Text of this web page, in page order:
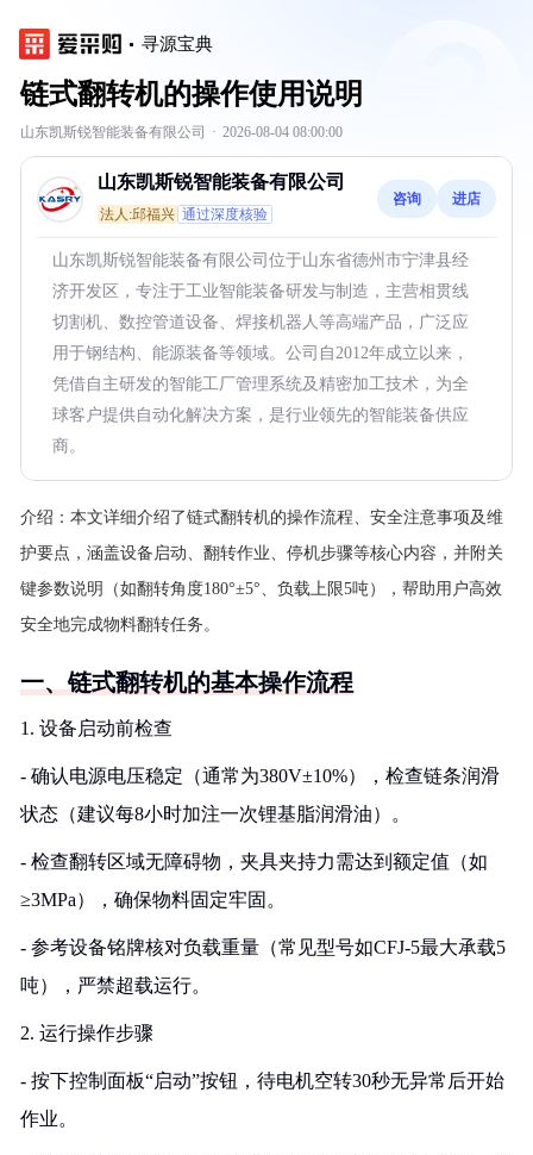
寻源宝典
链式翻转机的操作使用说明
山东凯斯锐智能装备有限公司 · 2026-08-04 08:00:00
山东凯斯锐智能装备有限公司
法人:邱福兴 通过深度核验
咨询 进店
山东凯斯锐智能装备有限公司位于山东省德州市宁津县经
济开发区，专注于工业智能装备研发与制造，主营相贯线
切割机、数控管道设备、焊接机器人等高端产品，广泛应
用于钢结构、能源装备等领域。公司自2012年成立以来，
凭借自主研发的智能工厂管理系统及精密加工技术，为全
球客户提供自动化解决方案，是行业领先的智能装备供应
商。
介绍： 本文详细介绍了链式翻转机的操作流程、安全注意事项及维
护要点，涵盖设备启动、翻转作业、停机步骤等核心内容，并附关
键参数说明（如翻转角度180°±5°、负载上限5吨），帮助用户高效
安全地完成物料翻转任务。
一、链式翻转机的基本操作流程
1. 设备启动前检查
- 确认电源电压稳定（通常为380V±10%），检查链条润滑
状态（建议每8小时加注一次锂基脂润滑油）。
- 检查翻转区域无障碍物，夹具夹持力需达到额定值（如
≥3MPa），确保物料固定牢固。
- 参考设备铭牌核对负载重量（常见型号如CFJ-5最大承载5
吨），严禁超载运行。
2. 运行操作步骤
- 按下控制面板“启动”按钮，待电机空转30秒无异常后开始
作业。